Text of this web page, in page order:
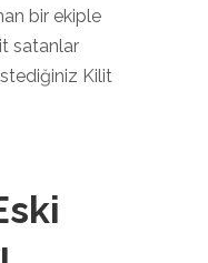
bir ekiple
satanlar
Kilit